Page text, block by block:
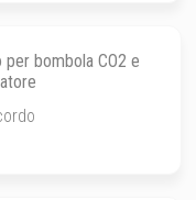
bombola CO2 e